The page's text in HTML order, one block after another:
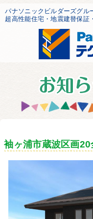
パナソニックビルダーズグル
超高性能住宅・地震建替保証
袖ヶ浦市蔵波区画20